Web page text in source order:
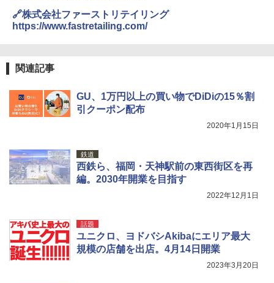
🔗株式会社ファーストリテイリング
https://www.fastretailing.com/
関連記事
GU、1万円以上の買い物でDiDiの15％割
引クーポン配布
2020年1月15日
鉄道
西鉄ら、福岡・天神駅前の東西街区を再
編。2030年開業を目指す
2022年12月1日
話題
ユニクロ、ヨドバシAkibaにエリア最大
規模の店舗を出店。4月14日開業
2023年3月20日